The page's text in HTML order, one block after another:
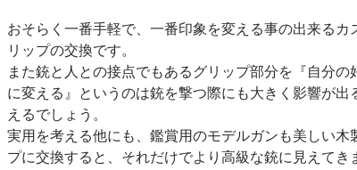
おそらく一番手軽で、一番印象を変える事の出来るカ
リップの交換です。
また銃と人との接点でもあるグリップ部分を『自分の
に変える』というのは銃を撃つ際にも大きく影響が出
えるでしょう。
実用を考える他にも、鑑賞用のモデルガンも美しい木
プに交換すると、それだけでより高級な銃に見えてき